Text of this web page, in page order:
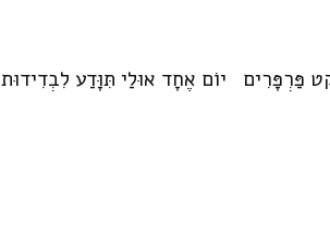
פַּרְפָּרִים יוֹם אֶחָד אוּלַי תִּוָּדַע לִבְדִידוּת